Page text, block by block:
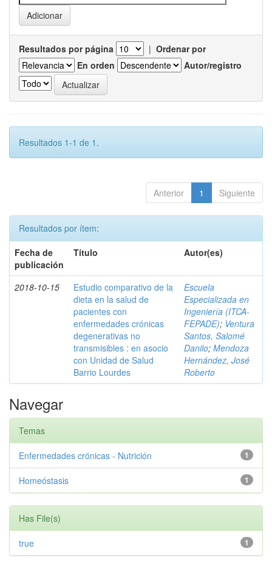
Resultados por página | Ordenar por
En orden
Autor/registro
Resultados 1-1 de 1.
Anterior 1 Siguiente
Resultados por ítem:
Fecha de
publicación
Título Autor(es)
2018-10-15
Estudio comparativo de la
dieta en la salud de
pacientes con
enfermedades crónicas
degenerativas no
transmisibles : en asocio
con Unidad de Salud
Barrio Lourdes
Escuela
Especializada en
Ingeniería (ITCA-
FEPADE); Ventura
Santos, Salomé
Danilo; Mendoza
Hernández, José
Roberto
Navegar
Temas
1
Enfermedades crónicas - Nutrición
1
Homeóstasis
Has File(s)
1
true